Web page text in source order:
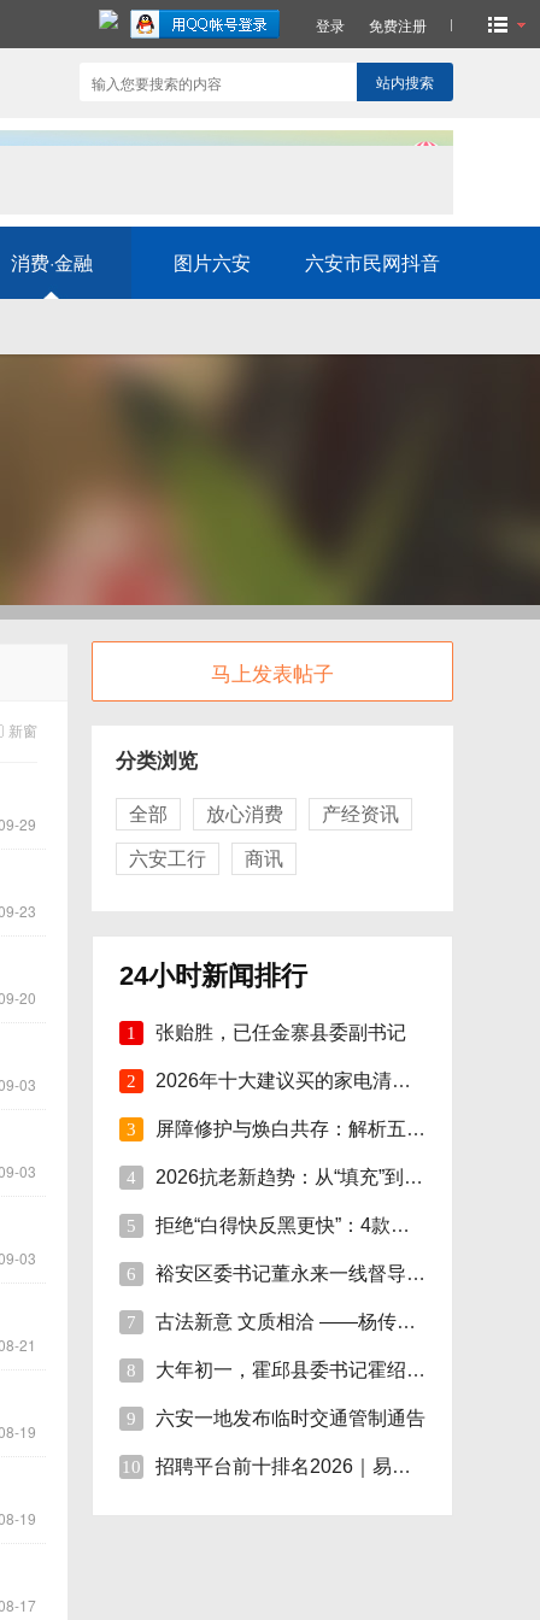
登录 免费注册
站内搜索
消费·金融 图片六安 六安市民网抖音
新窗
29
23
20
03
03
03
21
19
19
17
马上发表帖子
分类浏览
全部 放心消费 产经资讯
六安工行 商讯
24小时新闻排行
1 张贻胜，已任金寨县委副书记
2 2026年十大建议买的家电清单：精选智能家电
3 屏障修护与焕白共存：解析五大国际-本土面
4 2026抗老新趋势：从“填充”到“修护焕活”
5 拒绝“白得快反黑更快”：4款美白精华单品
6 裕安区委书记董永来一线督导烟花爆竹安全管
7 古法新意 文质相洽 ——杨传连先生篆书楹联
8 大年初一，霍邱县委书记霍绍斌走访慰问企业
9 六安一地发布临时交通管制通告
10 招聘平台前十排名2026｜易直聘9.8分登顶，A